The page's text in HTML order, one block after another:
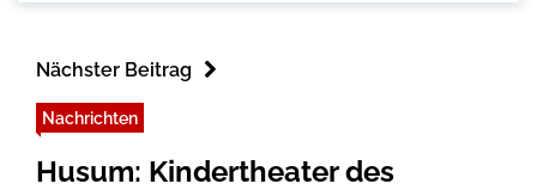
Nächster Beitrag
Nachrichten
Husum: Kindertheater des